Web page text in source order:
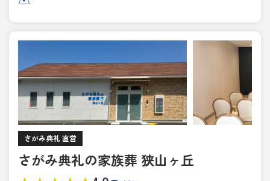
さがみ典礼 直営
さがみ典礼の家族葬 狭山ヶ丘